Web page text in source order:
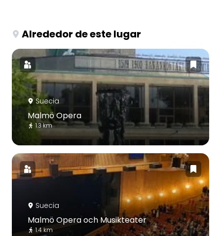
Alrededor de este lugar
Suecia
Malmö Opera
1.3 km
Suecia
Malmö Opera och Musikteater
1.4 km